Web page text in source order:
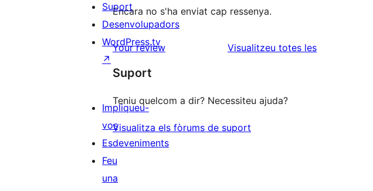
Encara no s'ha enviat cap ressenya.
Your review Visualitzeu totes lesressenyes
Suport
Teniu quelcom a dir? Necessiteu ajuda?
Visualitza els fòrums de suport
Suport
Desenvolupadors
WordPress.tv
↗
Impliqueu-
vos
Esdeveniments
Feu
una